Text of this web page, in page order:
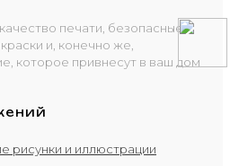
печати, безопасные
и, конечно же,
которое привнесут в ваш дом
рисунки и иллюстрации